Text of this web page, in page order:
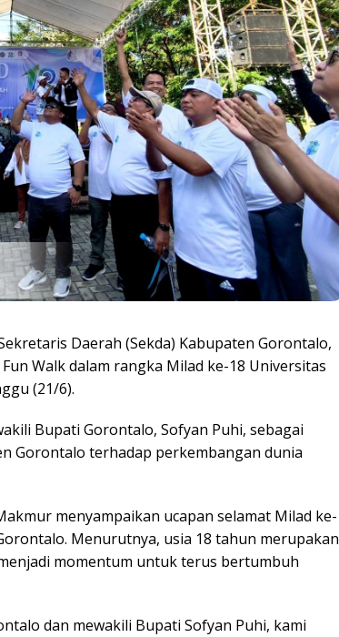
Daerah (Sekda) Kabupaten Gorontalo,
Walk dalam rangka Milad ke-18 Universitas
(21/6).
Bupati Gorontalo, Sofyan Puhi, sebagai
Gorontalo terhadap perkembangan dunia
menyampaikan ucapan selamat Milad ke-
Menurutnya, usia 18 tahun merupakan
momentum untuk terus bertumbuh
dan mewakili Bupati Sofyan Puhi, kami